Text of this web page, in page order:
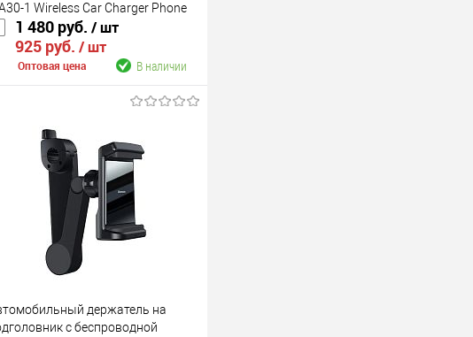
1 Wireless Car Charger Phone
(на торпедо)
1 480 руб. / шт
925 руб. / шт
Оптовая цена В наличии
К сравнению
В избранное
В наличии
держатель на
с беспроводной